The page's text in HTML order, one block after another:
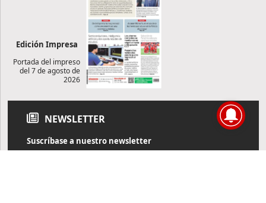
Edición Impresa
Portada del impreso
del 7 de agosto de
2026
NEWSLETTER
Suscríbase a nuestro newsletter
Reciba diariamente información de actualidad directamente en